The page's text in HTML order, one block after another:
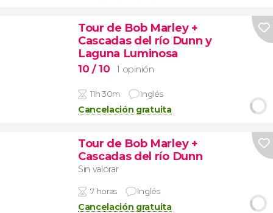
Tour de Bob Marley +
Cascadas del río Dunn y
Laguna Luminosa
10 / 10 1 opinión
11h 30m Inglés
Cancelación gratuita
Tour de Bob Marley +
Cascadas del río Dunn
Sin valorar
7 horas Inglés
Cancelación gratuita